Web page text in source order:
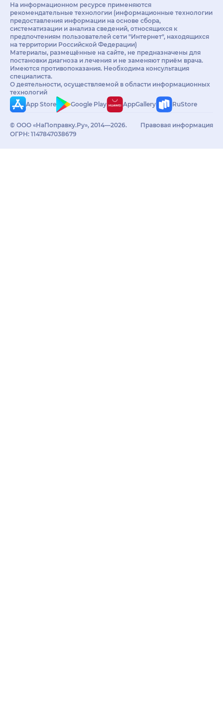
На информационном ресурсе применяются
рекомендательные технологии (информационные технологии
предоставления информации на основе сбора,
систематизации и анализа сведений, относящихся к
предпочтениям пользователей сети "Интернет", находящихся
на территории Российской Федерации)
Материалы, размещённые на сайте, не предназначены для
постановки диагноза и лечения и не заменяют приём врача.
Имеются противопоказания. Необходима консультация
специалиста.
О деятельности, осуществляемой в области информационных
технологий
App Store
Google Play AppGallery RuStore
© ООО «НаПоправку.Ру», 2014—2026.
ОГРН: 1147847038679
Правовая информация